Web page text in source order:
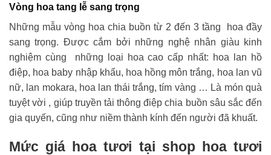
Vòng hoa tang lễ sang trọng
Những mẫu vòng hoa chia buồn từ 2 đến 3 tầng hoa đầy
sang trọng. Được cắm bởi những nghệ nhân giàu kinh
nghiệm cùng những loại hoa cao cấp nhất: hoa lan hồ
điệp, hoa baby nhập khẩu, hoa hồng môn trắng, hoa lan vũ
nữ, lan mokara, hoa lan thái trắng, tím vàng … Là món quà
tuyệt vời , giúp truyền tải thông điệp chia buồn sâu sắc đến
gia quyến, cũng như niềm thành kính đến người đã khuất.
Mức giá hoa tươi tại shop hoa tươi